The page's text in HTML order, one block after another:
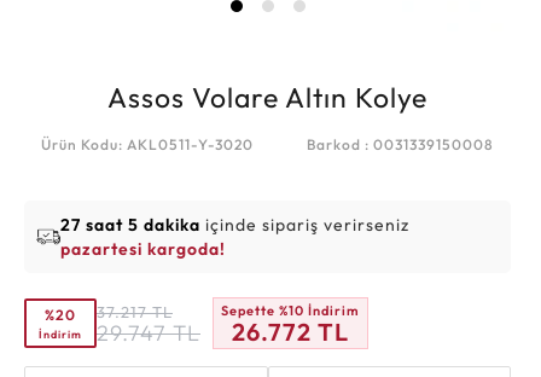
Assos Volare Altın Kolye
Ürün Kodu: AKL0511-Y-3020 Barkod : 0031339150008
27 saat 5 dakika içinde sipariş verirseniz
pazartesi kargoda!
%20
İndirim
37.217 TL
29.747 TL
Sepette %10 İndirim
26.772 TL